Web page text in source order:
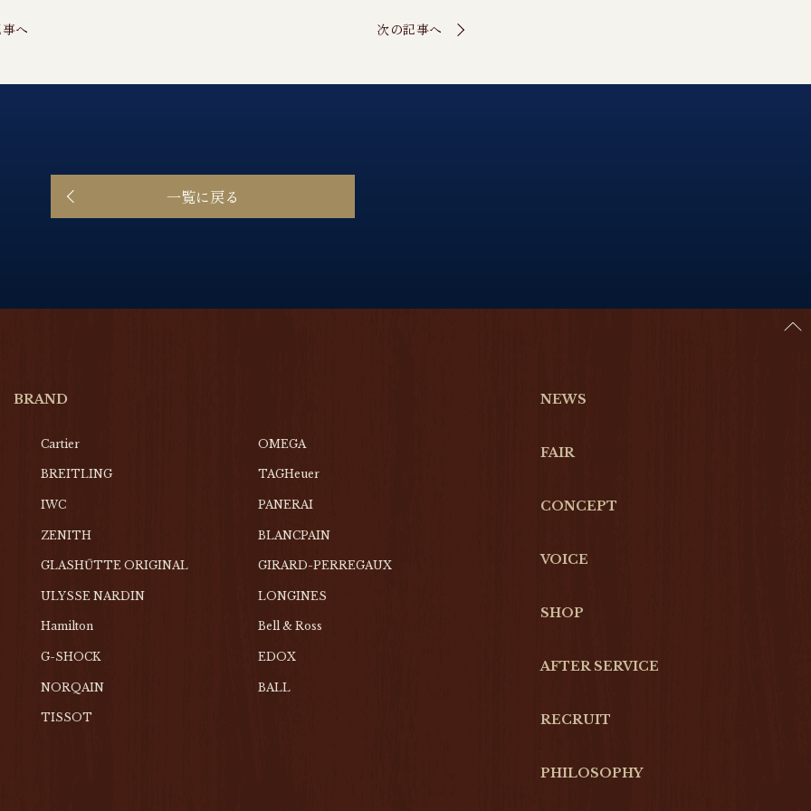
へ 次の記事へ
一覧に戻る
NEWS
FAIR
CONCEPT
BRAND
Cartier OMEGA
BREITLING TAGHeuer
IWC PANERAI
ZENITH BLANCPAIN
GLASHŰTTE ORIGINAL GIRARD-PERREGAUX
ULYSSE NARDIN LONGINES
Hamilton Bell & Ross
G-SHOCK EDOX
NORQAIN BALL
TISSOT
VOICE
SHOP
AFTER SERVICE
RECRUIT
PHILOSOPHY